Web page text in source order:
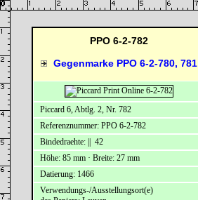
PPO 6-2-782
Gegenmarke PPO 6-2-780, 781
Piccard 6, Abtlg. 2, Nr. 782
Referenznummer: PPO 6-2-782
Bindedraehte: || 42
Höhe: 85 mm · Breite: 27 mm
Datierung: 1466
Verwendungs-/Ausstellungsort(e)